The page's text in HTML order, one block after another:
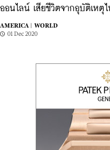
ออนไลน์ เสียชีวิตจากอุบัติเหตุ
AMERICA |
WORLD
01 Dec 2020